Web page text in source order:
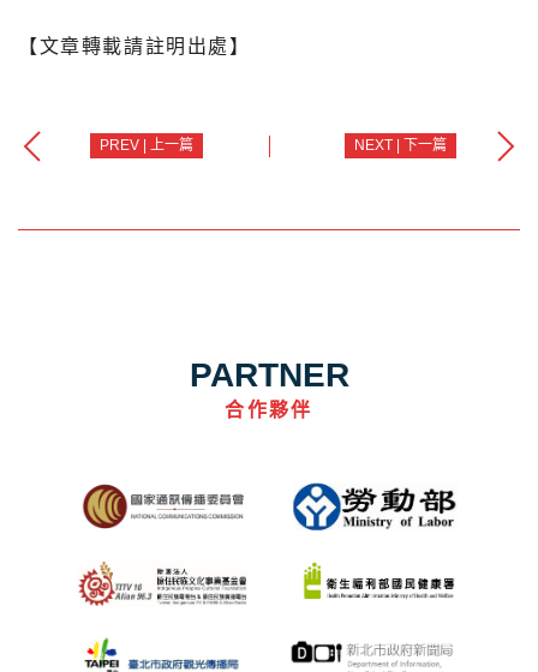
【文章轉載請註明出處】
PREV | 上一篇 NEXT | 下一篇
PARTNER
合作夥伴